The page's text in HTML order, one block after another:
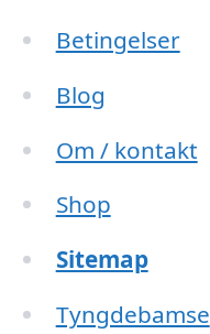
Betingelser
Blog
Om / kontakt
Shop
Sitemap
Tyngdebamse